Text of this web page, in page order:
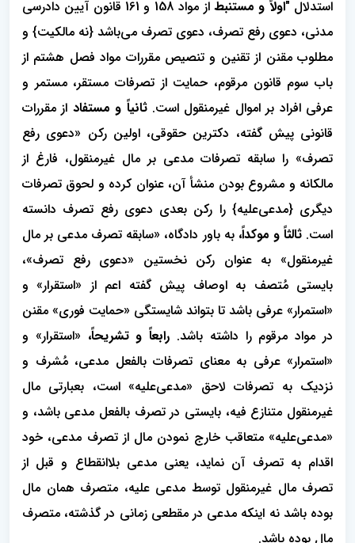
استدلال "اولاً و مستنبط
از مواد 158 و 161 قانون آیین دادرسی
مدنی، دعوی رفع تصرف، دعوی تصرف می‌باشد {نه مالکیت} و
مطلوب مقنن از تقنین و تنصیص مقررات مواد فصل هشتم از
باب سوم قانون مرقوم، حمایت از تصرفات مستقر، مستمر و
عرفی افراد بر اموال غیرمنقول است.ثانیاً و مستفاد از مقررات
قانونی پیش گفته، دکترین حقوقی، اولین رکن «دعوی رفع
تصرف» را سابقه تصرفات مدعی بر مال غیرمنقول، فارغ از
مالکانه و مشروع بودن منشأ آن، عنوان کرده و لحوق تصرفات
دیگری {مدعی‌علیه} را رکن بعدی دعوی رفع تصرف دانسته
است.ثالثاً و موكداً، به باور دادگاه، «سابقه تصرف مدعی بر مال
غیرمنقول» به عنوان رکن نخستین «دعوی رفع تصرف»،
بایستی مُتصف به اوصاف پیش گفته اعم از «استقرار» و
«استمرار» عرفی باشد تا بتواند شایستگی «حمایت فوری» مقنن
در مواد مرقوم را داشته باشد. رابعاً و تشریحاً، «استقرار» و
«استمرار» عرفی به معنای تصرفات بالفعل مدعی، مُشرف و
نزدیک به تصرفات لاحق «مدعی‌علیه» است، بعبارتی مال
غیرمنقول متنازع فیه، بایستی در تصرف بالفعل مدعی باشد، و
«مدعی‌علیه» متعاقب خارج نمودن مال از تصرف مدعی، خود
اقدام به تصرف آن نماید، یعنی مدعی بلاانقطاع و قبل از
تصرف مال غیرمنقول توسط مدعی علیه، متصرف همان مال
بوده باشد نه اینکه مدعی در مقطعی زمانی در گذشته، متصرف
مال بوده باشد.